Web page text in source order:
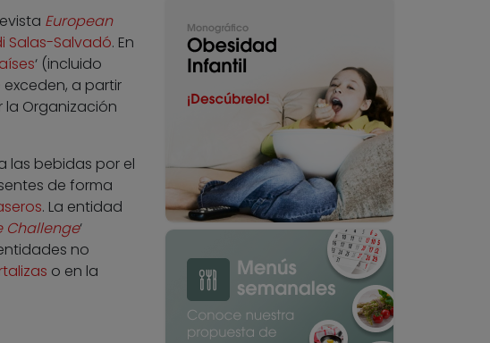
European
Salas-Salvadó. En
‘ (incluido
a partir
Organización
las bebidas por el
de forma
. La entidad
Challenge‘
no
o en la